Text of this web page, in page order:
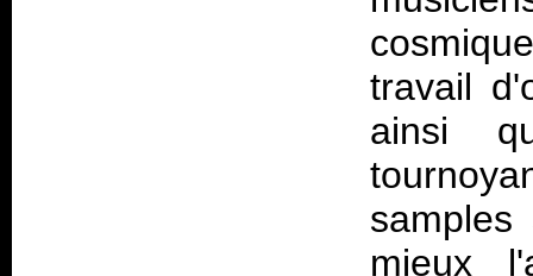
travail
ainsi
mieux